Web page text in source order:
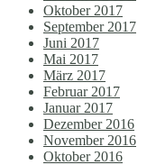
Oktober 2017
September 2017
Juni 2017
Mai 2017
März 2017
Februar 2017
Januar 2017
Dezember 2016
November 2016
Oktober 2016